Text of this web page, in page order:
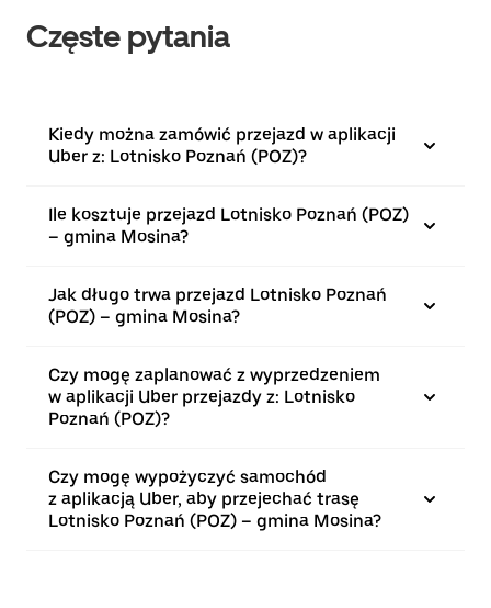
Częste pytania
Kiedy można zamówić przejazd w aplikacji
Uber z: Lotnisko Poznań (POZ)?
Ile kosztuje przejazd Lotnisko Poznań (POZ)
– gmina Mosina?
Jak długo trwa przejazd Lotnisko Poznań
(POZ) – gmina Mosina?
Czy mogę zaplanować z wyprzedzeniem
w aplikacji Uber przejazdy z: Lotnisko
Poznań (POZ)?
Czy mogę wypożyczyć samochód
z aplikacją Uber, aby przejechać trasę
Lotnisko Poznań (POZ) – gmina Mosina?